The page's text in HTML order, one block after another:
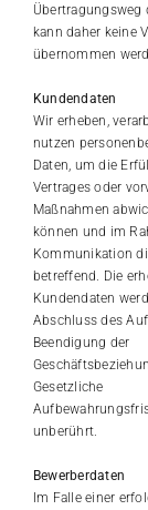
Übertragungsweg
kann daher keine
übernommen
Kundendaten
Wir erheben,
nutzen
Daten, um die
Vertrages oder
Maßnahmen
können und im
Kommunikation
betreffend. Die
Kundendaten
Abschluss des
Beendigung der
Gesetzliche
unberührt.
Bewerberdaten
Im Falle einer